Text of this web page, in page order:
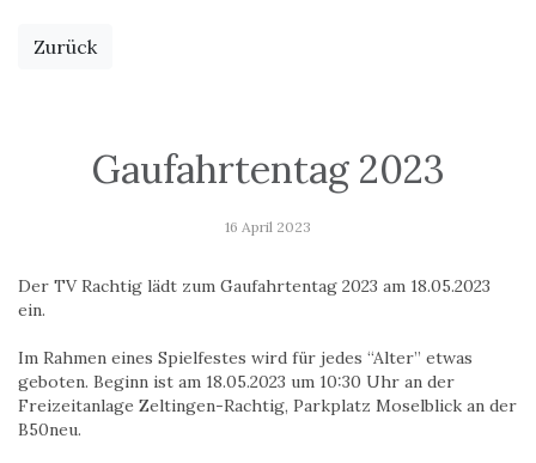
Zurück
Gaufahrtentag 2023
16 April 2023
Der TV Rachtig lädt zum Gaufahrtentag 2023 am 18.05.2023
ein.
Im Rahmen eines Spielfestes wird für jedes “Alter” etwas
geboten. Beginn ist am 18.05.2023 um 10:30 Uhr an der
Freizeitanlage Zeltingen-Rachtig, Parkplatz Moselblick an der
B50neu.